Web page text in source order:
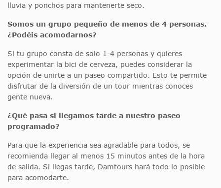
lluvia y ponchos para mantenerte seco.
Somos un grupo pequeño de menos de 4 personas.
¿Podéis acomodarnos?
Si tu grupo consta de solo 1-4 personas y quieres
experimentar la bici de cerveza, puedes considerar la
opción de unirte a un paseo compartido. Esto te permite
disfrutar de la diversión de un tour mientras conoces
gente nueva.
¿Qué pasa si llegamos tarde a nuestro paseo
programado?
Para que la experiencia sea agradable para todos, se
recomienda llegar al menos 15 minutos antes de la hora
de salida. Si llegas tarde, Damtours hará todo lo posible
para acomodarte.